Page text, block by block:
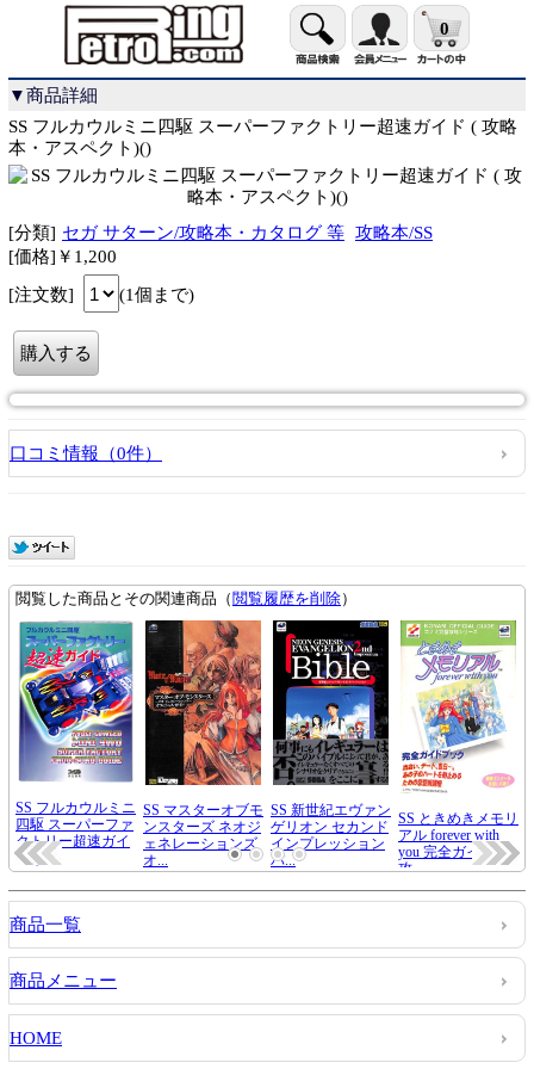
0
▼商品詳細
SS フルカウルミニ四駆 スーパーファクトリー超速ガイド ( 攻略
本・アスペクト)()
[分類] セガ サターン/攻略本・カタログ 等 攻略本/SS
[価格]￥1,200
[注文数]
(1個まで)
口コミ情報（0件）
商品一覧
商品メニュー
HOME